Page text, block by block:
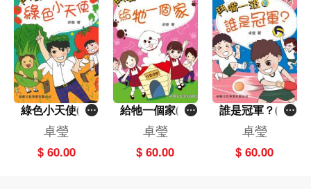
綠色小天使(7)
[鬥嘴一班]
卓瑩
$ 60.00
給牠一個家(6)
[鬥嘴一班]
卓瑩
$ 60.00
誰是冠軍？(9)
[鬥嘴一班]
卓瑩
$ 60.00